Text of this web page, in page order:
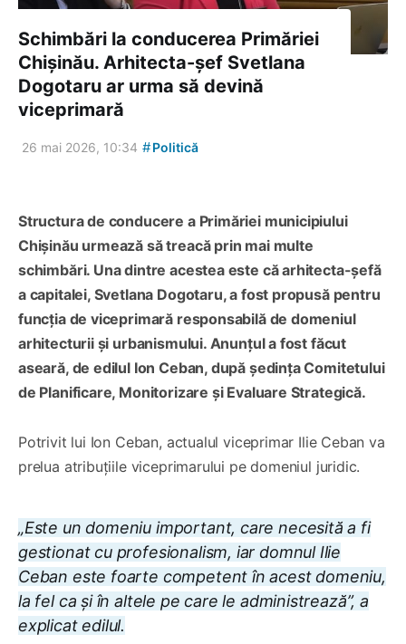
Schimbări la conducerea Primăriei
Chișinău. Arhitecta-șef Svetlana
Dogotaru ar urma să devină
viceprimară
26 mai 2026, 10:34 #Politică
Structura de conducere a Primăriei municipiului
Chișinău urmează să treacă prin mai multe
schimbări. Una dintre acestea este că arhitecta-șefă
a capitalei, Svetlana Dogotaru, a fost propusă pentru
funcția de viceprimară responsabilă de domeniul
arhitecturii și urbanismului. Anunțul a fost făcut
aseară, de edilul Ion Ceban, după ședința Comitetului
de Planificare, Monitorizare și Evaluare Strategică.
Potrivit lui Ion Ceban, actualul viceprimar Ilie Ceban va
prelua atribuțiile viceprimarului pe domeniul juridic.
„Este un domeniu important, care necesită a fi
gestionat cu profesionalism, iar domnul Ilie
Ceban este foarte competent în acest domeniu,
la fel ca și în altele pe care le administrează”, a
explicat edilul.